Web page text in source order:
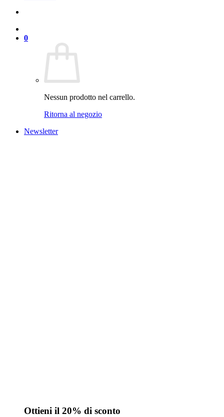
0
Nessun prodotto nel carrello.
Ritorna al negozio
Newsletter
Ottieni il 20% di sconto